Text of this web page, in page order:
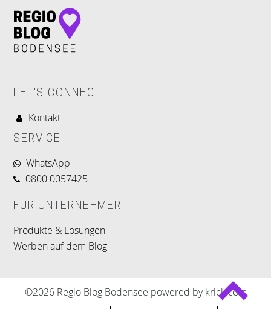
LET'S CONNECT
Kontakt
SERVICE
WhatsApp
0800 0057425
FÜR UNTERNEHMER
Produkte & Lösungen
Werben auf dem Blog
©2026 Regio Blog Bodensee powered by krick.com